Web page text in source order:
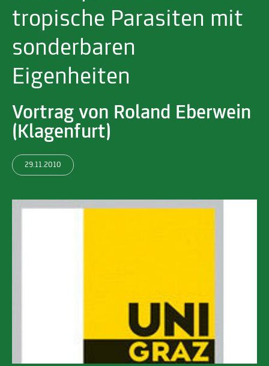
tropische Parasiten mit
sonderbaren
Eigenheiten
Vortrag von Roland Eberwein
(Klagenfurt)
29.11.2010